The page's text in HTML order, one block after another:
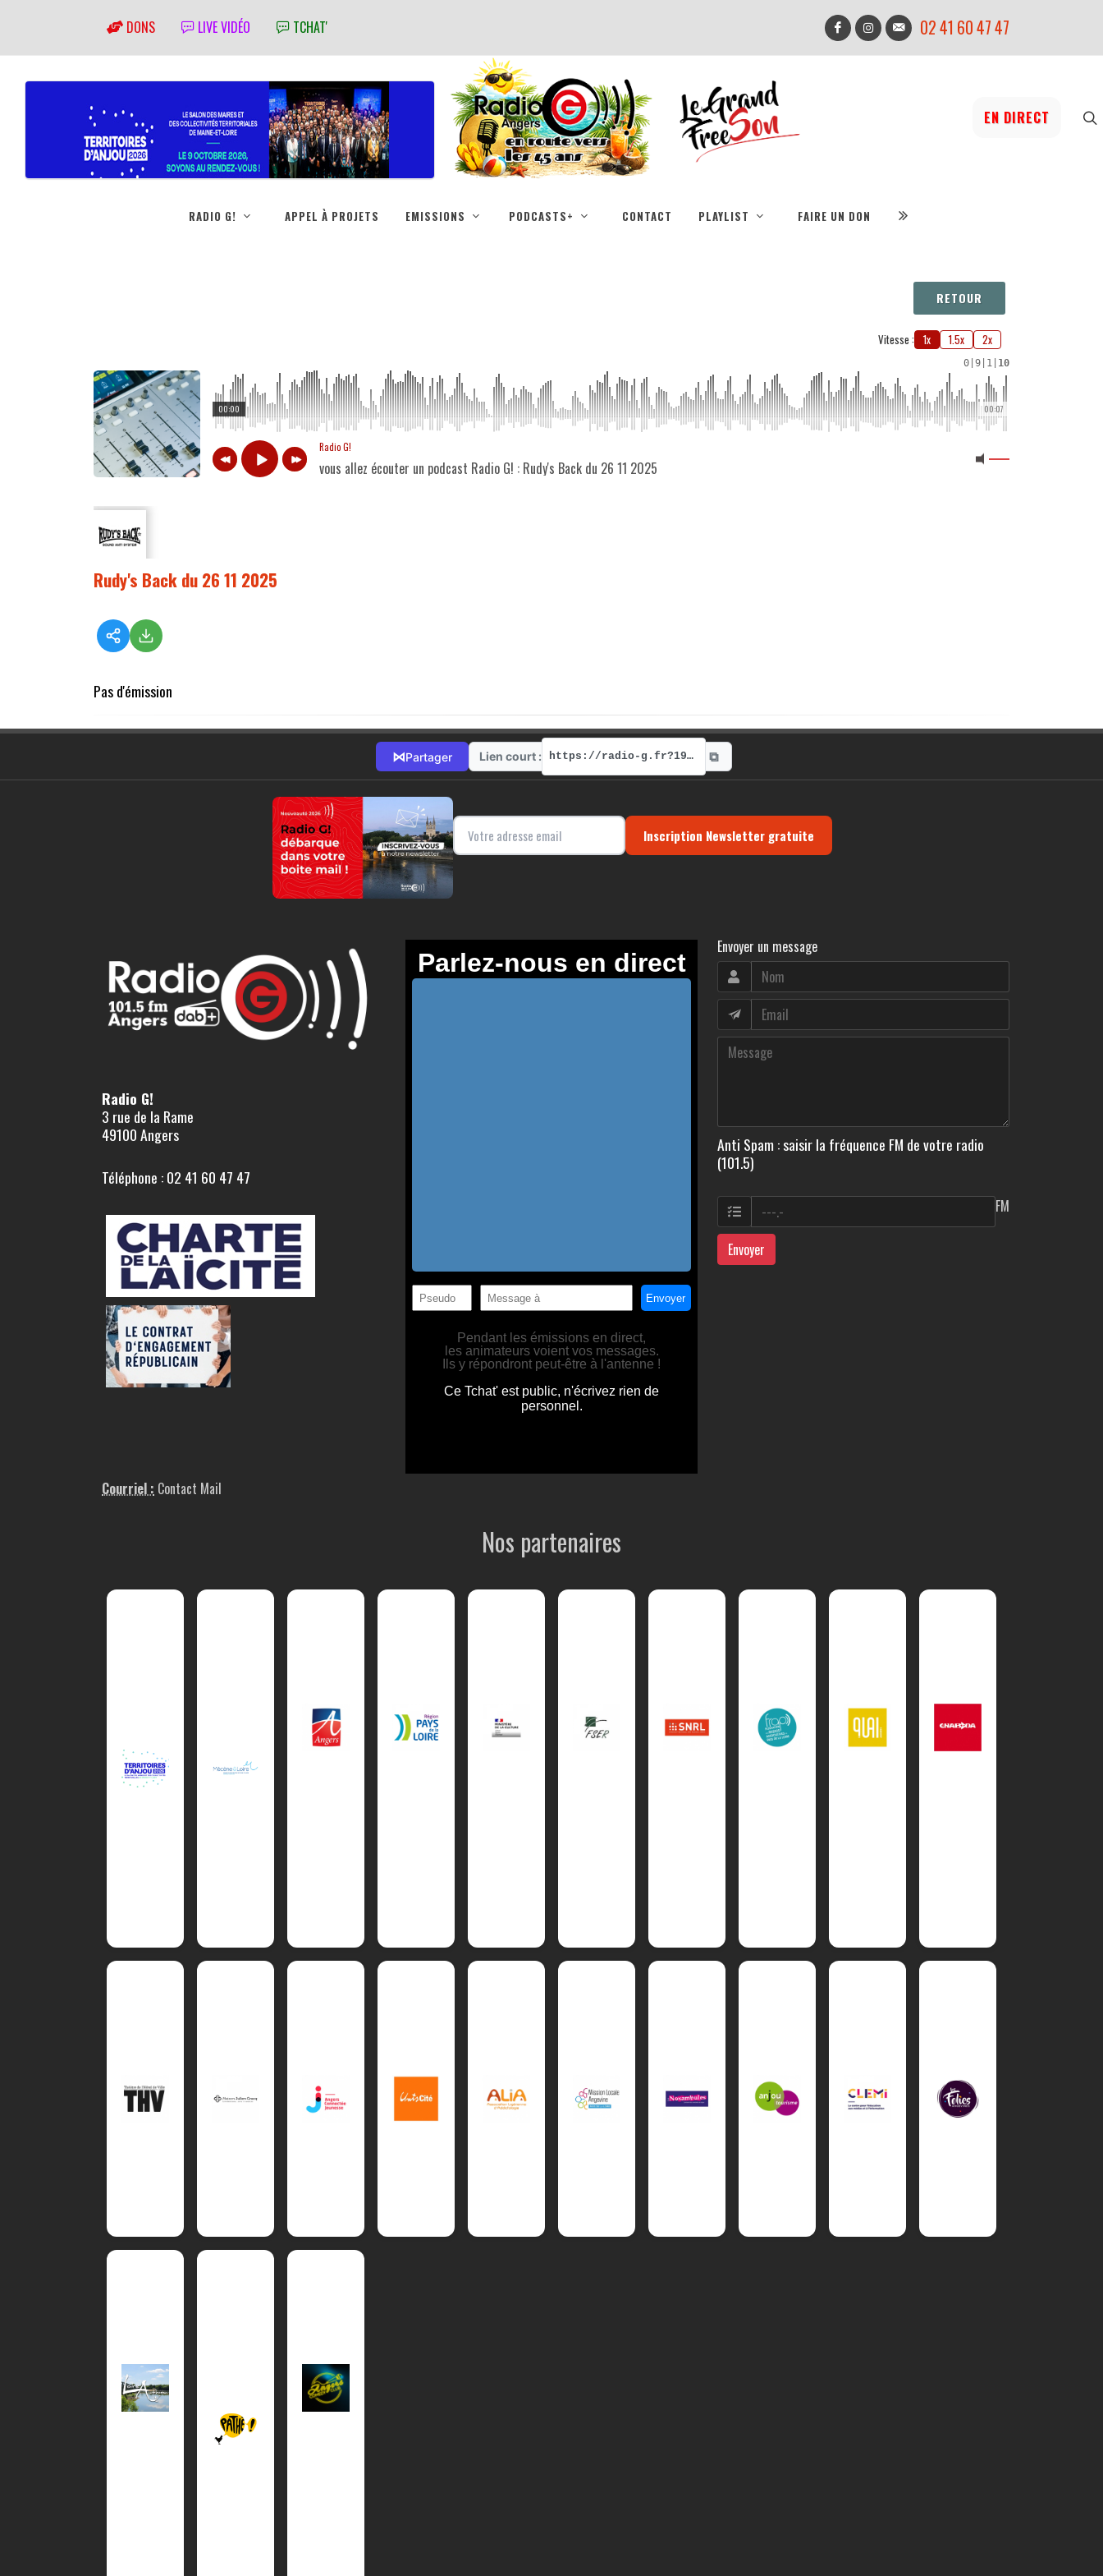
DONS LIVE VIDÉO TCHAT' 02 41 60 47 47
EN DIRECT
RADIO G! APPEL À PROJETS EMISSIONS PODCASTS+ CONTACT PLAYLIST FAIRE UN DON
RETOUR
Vitesse : 1x 1.5x 2x
0 9 1 10
00:07
00:00
Radio G!
vous allez écouter un podcast Radio G! : Rudy's Back du 26 11 2025
Rudy's Back du 26 11 2025
Pas d'émission
⋈Partager Lien court : https://radio-g.fr?19496 ⧉
Inscription Newsletter gratuite
Radio G!
3 rue de la Rame
49100 Angers
Téléphone : 02 41 60 47 47
Courriel : Contact Mail
Envoyer un message
Anti Spam : saisir la fréquence FM de votre radio
(101.5)
FM
Envoyer
Nos partenaires